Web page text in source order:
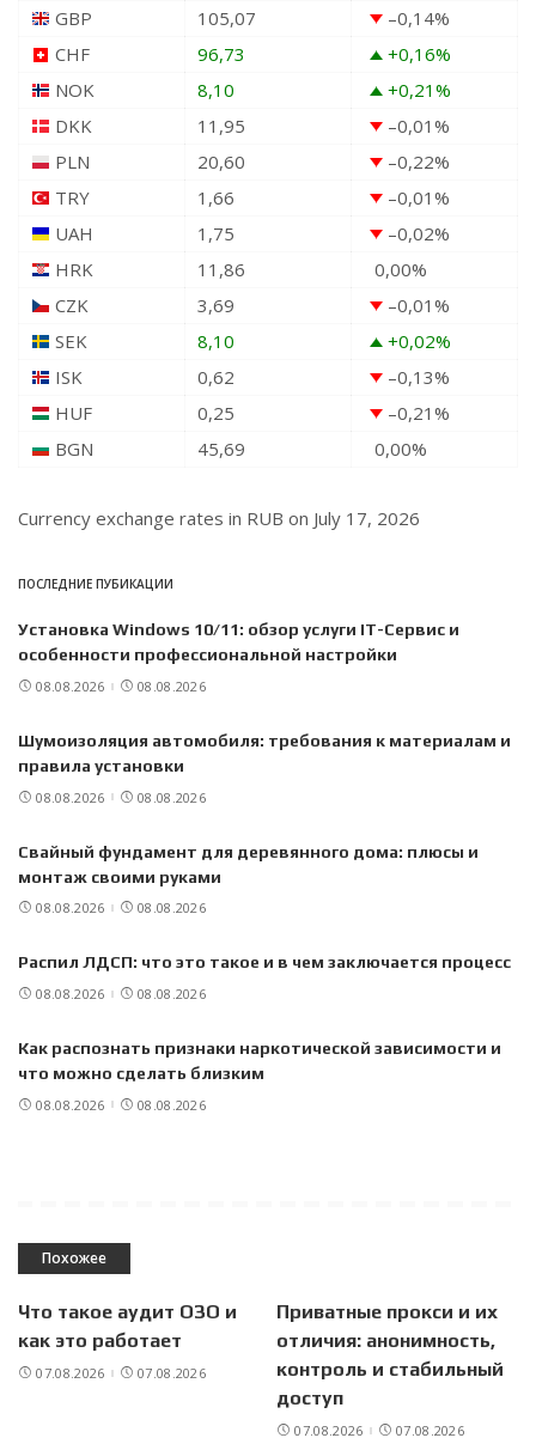
GBP
105,07 –0,14%
CHF
96,73 +0,16%
NOK
8,10 +0,21%
DKK
11,95 –0,01%
PLN
20,60 –0,22%
TRY
1,66 –0,01%
UAH
1,75 –0,02%
HRK
11,86 0,00%
CZK
3,69 –0,01%
SEK
8,10 +0,02%
ISK
0,62 –0,13%
HUF
0,25 –0,21%
BGN
45,69 0,00%
Currency exchange rates in RUB on July 17, 2026
ПОСЛЕДНИЕ ПУБИКАЦИИ
Установка Windows 10/11: обзор услуги IT-Сервис и
особенности профессиональной настройки
08.08.2026 08.08.2026
Шумоизоляция автомобиля: требования к материалам и
правила установки
08.08.2026 08.08.2026
Свайный фундамент для деревянного дома: плюсы и
монтаж своими руками
08.08.2026 08.08.2026
Распил ЛДСП: что это такое и в чем заключается процесс
08.08.2026 08.08.2026
Как распознать признаки наркотической зависимости и
что можно сделать близким
08.08.2026 08.08.2026
Похожее
Что такое аудит ОЗО и
как это работает
07.08.2026 07.08.2026
Приватные прокси и их
отличия: анонимность,
контроль и стабильный
доступ
07.08.2026 07.08.2026